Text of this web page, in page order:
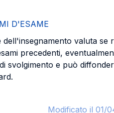
D'ESAME
valuta se
precedenti,
svolgimento e può
Modificato il 01/